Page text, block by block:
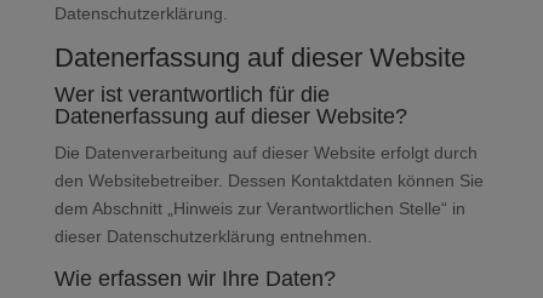
Datenschutzerklärung.
Datenerfassung auf dieser Website
Wer ist verantwortlich für die
Datenerfassung auf dieser Website?
Die Datenverarbeitung auf dieser Website erfolgt durch
den Websitebetreiber. Dessen Kontaktdaten können Sie
dem Abschnitt „Hinweis zur Verantwortlichen Stelle“ in
dieser Datenschutzerklärung entnehmen.
Wie erfassen wir Ihre Daten?